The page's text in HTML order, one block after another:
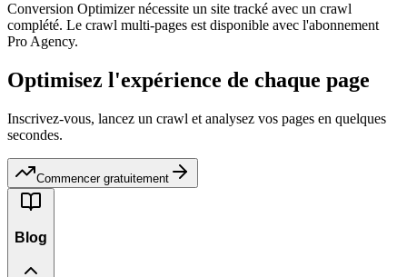
Conversion Optimizer nécessite un site tracké avec un crawl
complété. Le crawl multi-pages est disponible avec l'abonnement
Pro Agency.
Optimisez l'expérience de chaque page
Inscrivez-vous, lancez un crawl et analysez vos pages en quelques
secondes.
Commencer gratuitement
Blog